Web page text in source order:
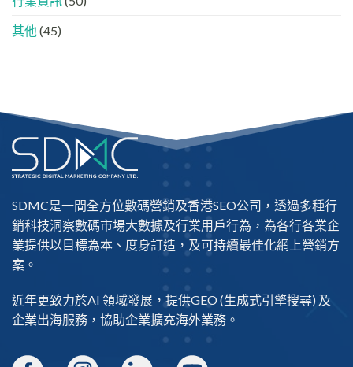
其他 (45)
SDMC是一間全方位數碼營銷及香港SEO公司 ，透過多種行
銷科技洞察數碼市場大數據及行業用戶行為，為各行各業企
業提供以目標為本、度身訂造，及可持續最佳化網上營銷方
案。
近年更致力於AI 領域發展，提供GEO(生成式引擎搜尋) 及
企業出海服務，協助企業擴充海外業務。